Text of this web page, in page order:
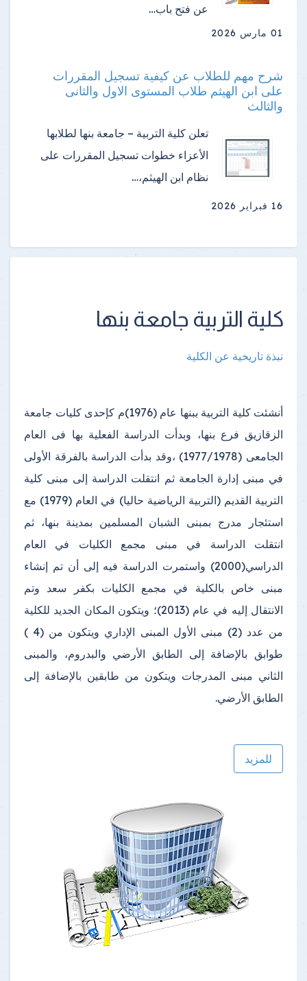
عن فتح باب…
01 مارس 2026
شرح مهم للطلاب عن كيفية تسجيل المقررات
على ابن الهيثم طلاب المستوى الاول والثانى
والثالث
تعلن كلية التربية – جامعة بنها لطلابها
الأعزاء خطوات تسجيل المقررات على
نظام ابن الهيثم،…
16 فبراير 2026
كلية التربية جامعة بنها
نبذة تاريخية عن الكلية
أنشئت كلية التربية ببنها عام (1976)م كإحدى كليات جامعة
الزقازيق فرع بنها، وبدأت الدراسة الفعلية بها فى العام
الجامعى (1977/1978) ،وقد بدأت الدراسة بالفرقة الأولى
في مبنى إدارة الجامعة ثم انتقلت الدراسة إلى مبنى كلية
التربية القديم (التربية الرياضية حاليا) في العام (1979) مع
استئجار مدرج بمبنى الشبان المسلمين بمدينة بنها، ثم
انتقلت الدراسة في مبنى مجمع الكليات في العام
الدراسي(2000) واستمرت الدراسة فيه إلى أن تم إنشاء
مبنى خاص بالكلية في مجمع الكليات بكفر سعد وتم
الانتقال إليه في عام (2013)؛ ويتكون المكان الجديد للكلية
من عدد (2) مبنى الأول المبنى الإداري ويتكون من (4 )
طوابق بالإضافة إلى الطابق الأرضي والبدروم، والمبنى
الثاني مبنى المدرجات ويتكون من طابقين بالإضافة إلى
الطابق الأرضي.
للمزيد